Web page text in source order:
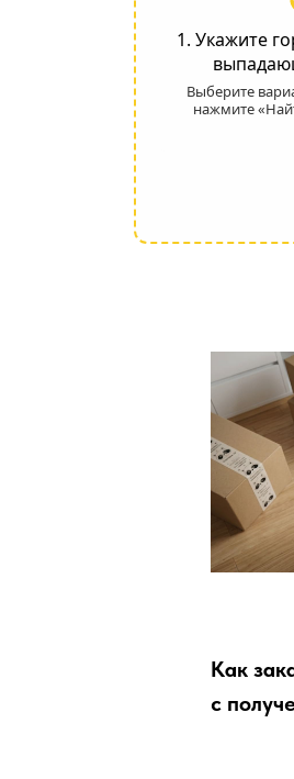
1. Укажите
Выберите
нажмите
Как
с